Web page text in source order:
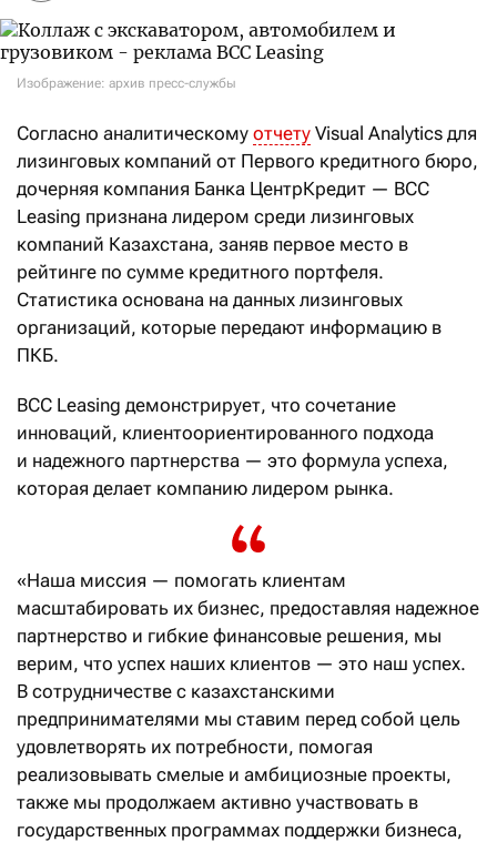
Изображение: архив пресс-службы
Согласно аналитическому отчету Visual Analytics для
лизинговых компаний от Первого кредитного бюро,
дочерняя компания Банка ЦентрКредит — BCC
Leasing признана лидером среди лизинговых
компаний Казахстана, заняв первое место в
рейтинге по сумме кредитного портфеля.
Статистика основана на данных лизинговых
организаций, которые передают информацию в
ПКБ.
BCC Leasing демонстрирует, что сочетание
инноваций, клиентоориентированного подхода
и надежного партнерства — это формула успеха,
которая делает компанию лидером рынка.
«Наша миссия — помогать клиентам
масштабировать их бизнес, предоставляя надежное
партнерство и гибкие финансовые решения, мы
верим, что успех наших клиентов — это наш успех.
В сотрудничестве с казахстанскими
предпринимателями мы ставим перед собой цель
удовлетворять их потребности, помогая
реализовывать смелые и амбициозные проекты,
также мы продолжаем активно участвовать в
государственных программах поддержки бизнеса,